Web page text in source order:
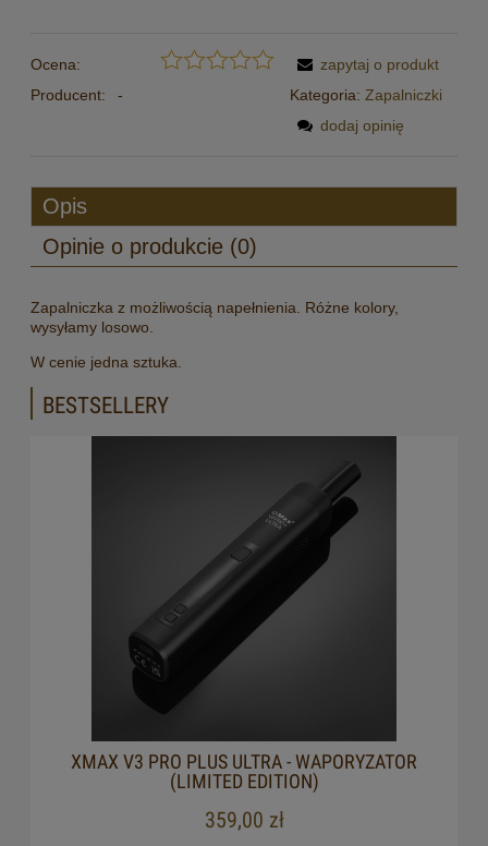
Ocena:
Producent:
-
zapytaj o produkt
Kategoria: Zapalniczki
dodaj opinię
Opis
Opinie o produkcie (0)
Zapalniczka z możliwością napełnienia. Różne kolory,
wysyłamy losowo.
W cenie jedna sztuka.
BESTSELLERY
XMAX V3 PRO PLUS ULTRA - WAPORYZATOR
(LIMITED EDITION)
359,00 zł